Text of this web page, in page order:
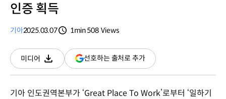
인증 획득
기아2025.03.07
1min508 Views
미디어
다운로드
선호하는 출처로 추가(새
창
기아 인도권역본부가 ‘Great Place To Work’로부터 ‘일하기